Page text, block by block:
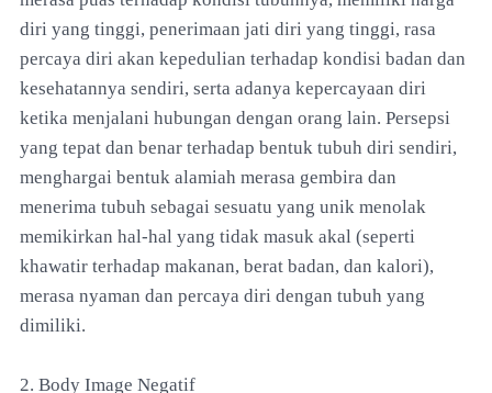
diri yang tinggi, penerimaan jati diri yang tinggi, rasa
percaya diri akan kepedulian terhadap kondisi badan dan
kesehatannya sendiri, serta adanya kepercayaan diri
ketika menjalani hubungan dengan orang lain. Persepsi
yang tepat dan benar terhadap bentuk tubuh diri sendiri,
menghargai bentuk alamiah merasa gembira dan
menerima tubuh sebagai sesuatu yang unik menolak
memikirkan hal-hal yang tidak masuk akal (seperti
khawatir terhadap makanan, berat badan, dan kalori),
merasa nyaman dan percaya diri dengan tubuh yang
dimiliki.
2. Body Image Negatif